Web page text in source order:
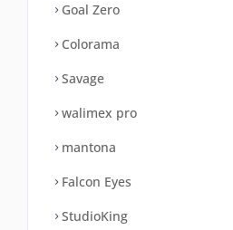
Goal Zero
Colorama
Savage
walimex pro
mantona
Falcon Eyes
StudioKing